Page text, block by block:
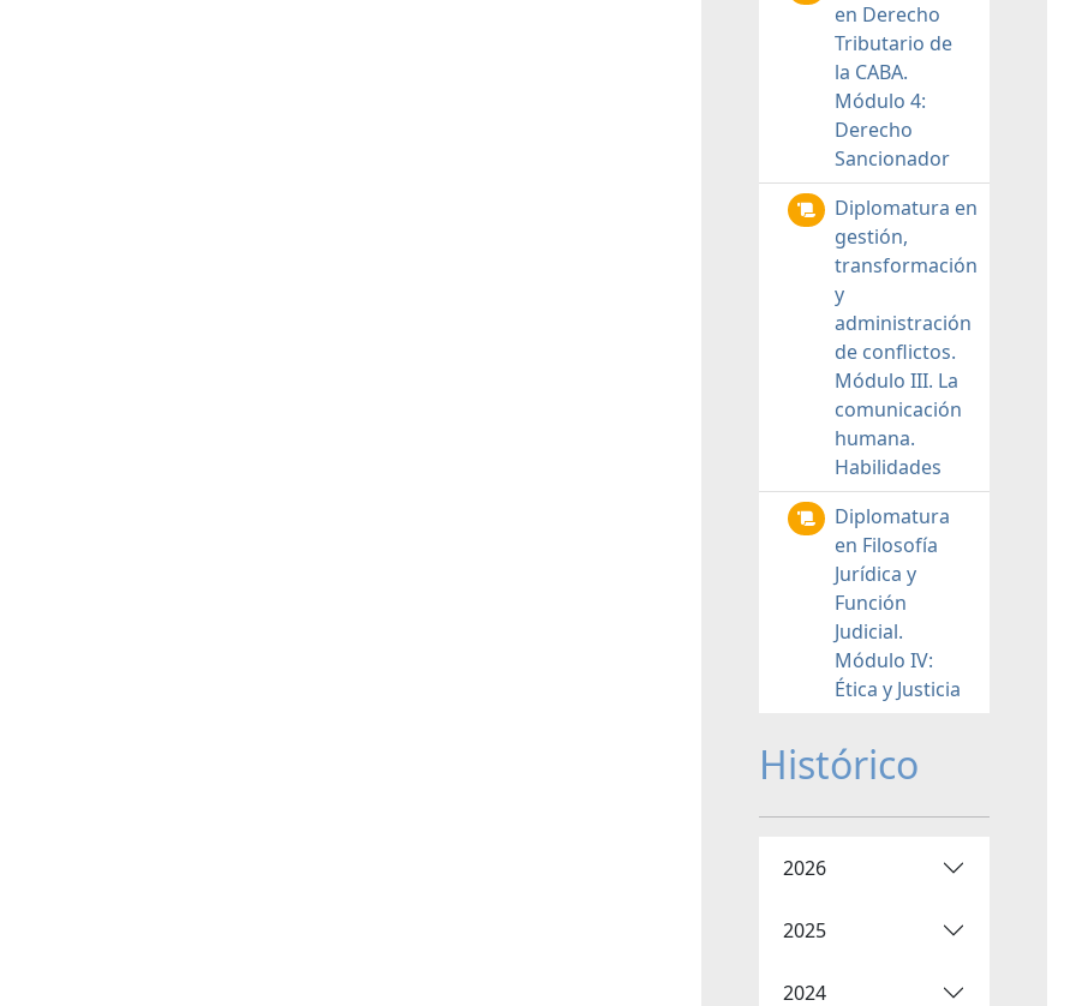
en Derecho
Tributario de
la CABA.
Módulo 4:
Derecho
Sancionador
Diplomatura en
gestión,
transformación
y
administración
de conflictos.
Módulo III. La
comunicación
humana.
Habilidades
Diplomatura
en Filosofía
Jurídica y
Función
Judicial.
Módulo IV:
Ética y Justicia
Histórico
2026
2025
2024